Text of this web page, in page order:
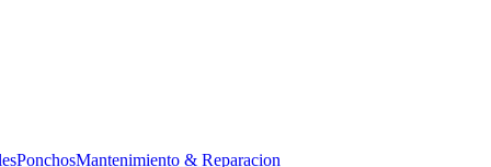
PonchosMantenimiento & Reparacion